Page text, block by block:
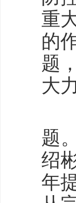
重
的
题
大
“
题
绍
年